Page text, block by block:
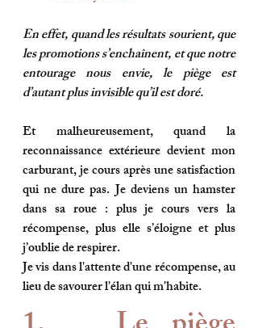
En effet, quand les résultats sourient, que
les promotions s’enchaînent, et que notre
entourage nous envie, le piège est
d’autant plus invisible qu’il est doré.
Et malheureusement, quand la
reconnaissance extérieure devient mon
carburant, je cours après une satisfaction
qui ne dure pas. Je deviens un hamster
dans sa roue : plus je cours vers la
récompense, plus elle s’éloigne et plus
j’oublie de respirer.
Je vis dans l'attente d'une récompense, au
lieu de savourer l'élan qui m'habite.